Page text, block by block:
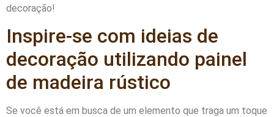
decoração!
Inspire-se com ideias de
decoração utilizando painel
de madeira rústico
Se você está em busca de um elemento que traga um toque